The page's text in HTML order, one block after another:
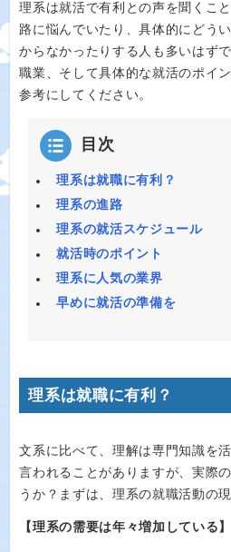
理系は就活で有利との声を聞くこ
路に悩んでいたり、具体的にどう
からなかったりする人も多いはず
職業、そして具体的な就活のポイ
参考にしてください。
目次
理系は就職に有利？
理系の進路
理系の就活スケジュール
就活時のポイント
理系に人気の業界
早めに就活の準備を
理系は就職に有利？
文系に比べて、理解は専門知識を
言われることがありますが、実際
うか？まずは、理系の就職活動の
【理系の需要は年々増加している】